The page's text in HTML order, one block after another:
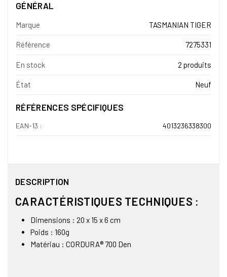
GÉNÉRAL
Marque TASMANIAN TIGER
Référence 7275331
En stock 2 produits
État Neuf
RÉFÉRENCES SPÉCIFIQUES
EAN-13 : 4013236338300
DESCRIPTION
CARACTÉRISTIQUES TECHNIQUES :
Dimensions : 20 x 15 x 6 cm
Poids : 160g
Matériau : CORDURA® 700 Den